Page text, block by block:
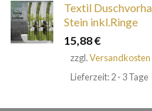
Textil
Stein inkl.Ringe
15,88€
zzgl.Versandkosten
Lieferzeit: 2 - 3 Tage